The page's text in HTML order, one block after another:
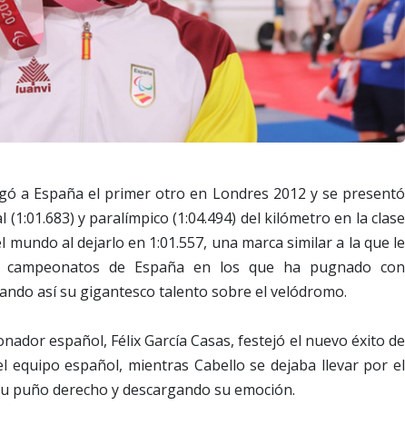
a España el primer otro en Londres 2012 y se presentó
y paralímpico (1:04.494) del kilómetro en la clase
al dejarlo en 1:01.557, una marca similar a la que le
de España en los que ha pugnado con
así su gigantesco talento sobre el velódromo.
español, Félix García Casas, festejó el nuevo éxito de
equipo español, mientras Cabello se dejaba llevar por el
derecho y descargando su emoción.